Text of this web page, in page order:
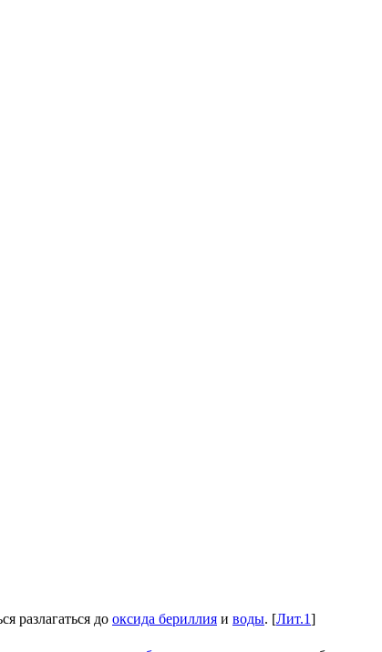
разлагаться до оксида бериллия и воды. [Лит.1]